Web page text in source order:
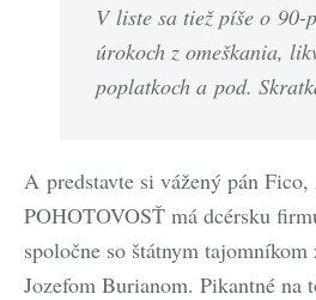
V liste sa tiež píše o 90-
úrokoch z omeškania,
poplatkoch a pod.
A predstavte si vážený pán
POHOTOVOSŤ má dcérsku
spoločne so štátnym tajomníkom
Jozefom Burianom. Pikantné na